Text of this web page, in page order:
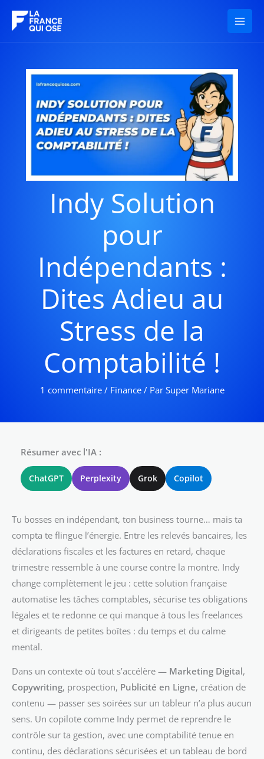
contenu
Indy Solution
pour
Indépendants :
Dites Adieu au
Stress de la
Comptabilité !
1 commentaire / Finance/ Par Super Mariane
Résumer avec l'IA :
ChatGPT Perplexity Grok Copilot
Tu bosses en indépendant, ton business tourne… mais ta
compta te flingue l’énergie. Entre les relevés bancaires, les
déclarations fiscales et les factures en retard, chaque
trimestre ressemble à une course contre la montre. Indy
change complètement le jeu : cette solution française
automatise les tâches comptables, sécurise tes obligations
légales et te redonne ce qui manque à tous les freelances
et dirigeants de petites boîtes : du temps et du calme
mental.
Dans un contexte où tout s’accélère — Marketing Digital,
Copywriting, prospection, Publicité en Ligne, création de
contenu — passer ses soirées sur un tableur n’a plus aucun
sens. Un copilote comme Indy permet de reprendre le
contrôle sur ta gestion, avec une comptabilité tenue en
continu, des déclarations sécurisées et un tableau de bord